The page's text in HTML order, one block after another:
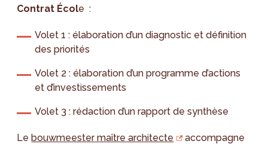
Contrat École :
Volet 1 : élaboration d’un diagnostic et définition
des priorités
Volet 2 : élaboration d’un programme d’actions
et d’investissements
Volet 3 : rédaction d’un rapport de synthèse
Lebouwmeester maître architecte
accompagne